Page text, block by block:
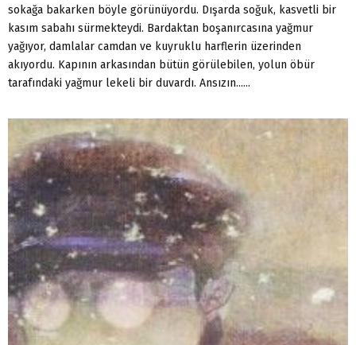
sokağa bakarken böyle görünüyordu. Dışarda soğuk, kasvetli bir
kasım sabahı sürmekteydi. Bardaktan boşanırcasına yağmur
yağıyor, damlalar camdan ve kuyruklu harflerin üzerinden
akıyordu. Kapının arkasından bütün görülebilen, yolun öbür
tarafındaki yağmur lekeli bir duvardı. Ansızın......